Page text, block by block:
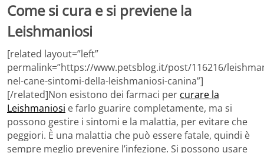
Come si cura e si previene la
Leishmaniosi
[related layout=”left”
permalink=”https://www.petsblog.it/post/116216/
nel-cane-sintomi-della-leishmaniosi-canina”]
[/related]Non esistono dei farmaci per curare la
Leishmaniosi e farlo guarire completamente, ma si
possono gestire i sintomi e la malattia, per evitare che
peggiori. È una malattia che può essere fatale, quindi è
sempre meglio prevenire l’infezione. Si possono usare